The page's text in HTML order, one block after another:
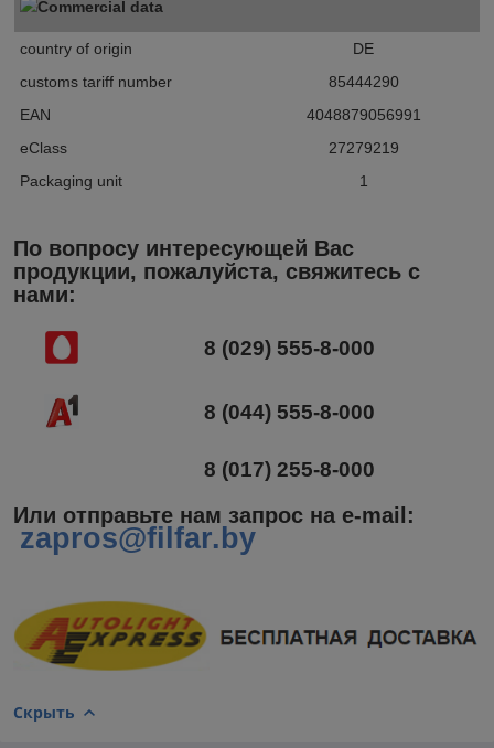
Commercial data
country of origin
DE
customs tariff number
85444290
EAN
4048879056991
eClass
27279219
Packaging unit
1
По вопросу интересующей Вас
продукции, пожалуйста, свяжитесь с
нами:
8 (029) 555-8-000
8 (044) 555-8-000
8 (017) 255-8-000
Или отправьте нам запрос на e-mail :
zapros@filfar.by
Скрыть